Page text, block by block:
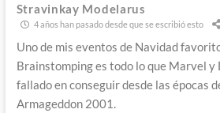
Stravinkay Modelarus
4 años han pasado desde que se escribió esto
Uno de mis eventos de Navidad
Brainstomping es todo lo que Marvel y
fallado en conseguir desde las épocas
Armageddon 2001.